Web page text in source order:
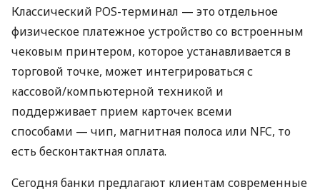
Классический POS-терминал — это отдельное
физическое платежное устройство со встроенным
чековым принтером, которое устанавливается в
торговой точке, может интегрироваться с
кассовой/компьютерной техникой и
поддерживает прием карточек всеми
способами — чип, магнитная полоса или NFC, то
есть бесконтактная оплата.
Сегодня банки предлагают клиентам современные